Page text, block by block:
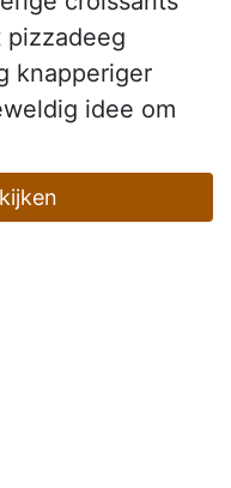
pizzadeeg
knapperiger
idee om